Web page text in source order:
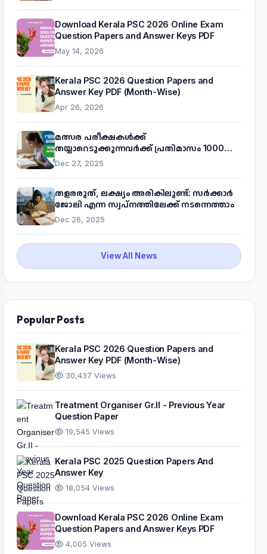
Download Kerala PSC 2026 Online Exam
Question Papers and Answer Keys PDF
May 14, 2026
Kerala PSC 2026 Question Papers and
Answer Key PDF (Month-Wise)
Apr 26, 2026
മത്സര പരീക്ഷകൾക്ക്
തയ്യാറെടുക്കുന്നവർക്ക് പ്രതിമാസം 1000
രൂപ! മുഖ്യമന്ത്രിയുടെ 'കണക്ട് ടു വർക്ക്'
പദ്ധതിയെക്കുറിച്ച് അറിയാം
Dec 27, 2025
തളരരുത്, ലക്ഷ്യം അരികിലുണ്ട്: സർക്കാർ
ജോലി എന്ന സ്വപ്നത്തിലേക്ക് നടന്നെത്താം
Dec 26, 2025
View All News
Popular Posts
Kerala PSC 2026 Question Papers and
Answer Key PDF (Month-Wise)
30,437 Views
Treatment Organiser Gr.II - Previous Year
Question Paper
19,545 Views
Kerala PSC 2025 Question Papers And
Answer Key
18,054 Views
Download Kerala PSC 2026 Online Exam
Question Papers and Answer Keys PDF
4,005 Views